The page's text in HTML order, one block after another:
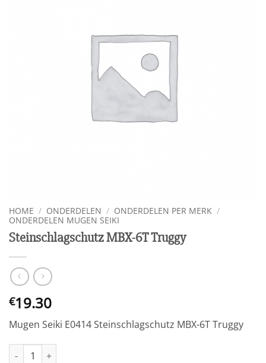
HOME / ONDERDELEN / ONDERDELEN PER MERK /
ONDERDELEN MUGEN SEIKI
Steinschlagschutz MBX-6T Truggy
€19.30
Mugen Seiki E0414 Steinschlagschutz MBX-6T Truggy
Steinschlagschutz MBX-6T Truggy aantal